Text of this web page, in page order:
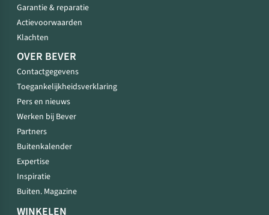
Garantie & reparatie
Actievoorwaarden
Klachten
OVER BEVER
Contactgegevens
Toegankelijkheidsverklaring
Pers en nieuws
Werken bij Bever
Partners
Buitenkalender
Expertise
Inspiratie
Buiten. Magazine
WINKELEN